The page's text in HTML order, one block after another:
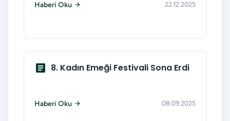
Haberi Oku arrow_forward 22.12.2025
article 8. Kadın Emeği Festivali Sona Erdi
Haberi Oku arrow_forward 08.09.2025